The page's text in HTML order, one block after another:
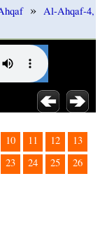
» Al-Ahqaf-4,
10 11 12
13
23 24 25
26